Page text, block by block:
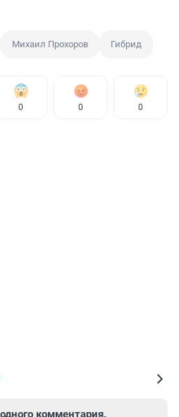
Михаил Прохоров Гибрид
0 0 0
комментария.